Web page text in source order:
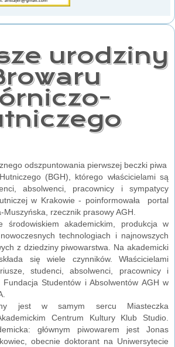
urodziny
odszpuntowania pierwszej beczki piwa
(BGH), którego właścicielami są
absolwenci, pracownicy i sympatycy
w Krakowie - poinformowała portal
rzecznik prasowy AGH.
środowiskiem akademickim, produkcja w
technologiach i najnowszych
z dziedziny piwowarstwa. Na akademicki
się wiele czynników. Właścicielami
studenci, absolwenci, pracownicy i
Studentów i Absolwentów AGH w
jest w samym sercu Miasteczka
Centrum Kultury Klub Studio.
głównym piwowarem jest Jonas
obecnie doktorant na Uniwersytecie